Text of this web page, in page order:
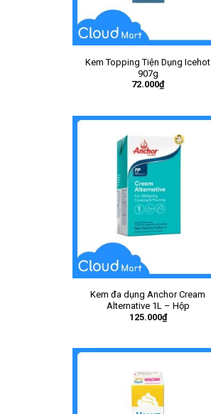
Kem Topping Tiện Dụng Icehot
907g
72.000₫
Kem đa dụng Anchor Cream
Alternative 1L – Hộp
125.000₫